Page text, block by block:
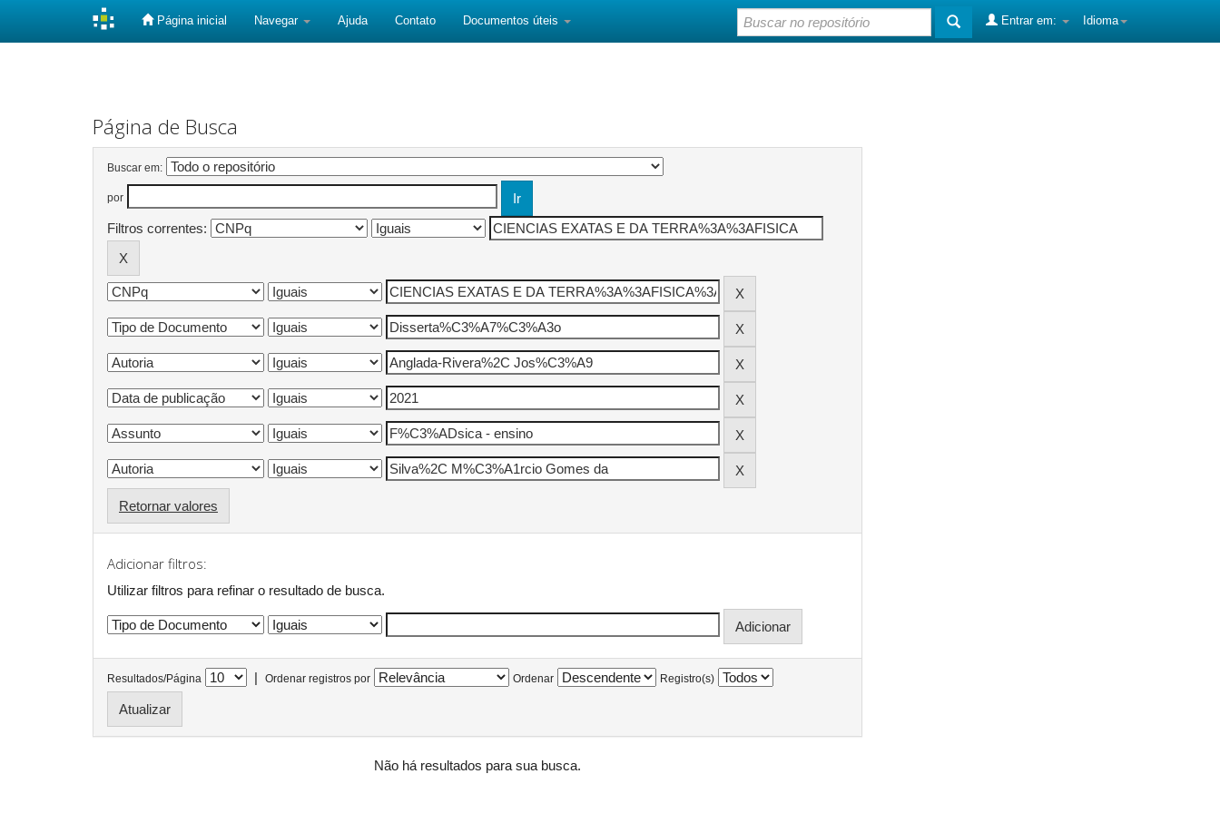
Página inicial Navegar Ajuda Contato Documentos úteis Idioma
Entrar em:
Página de Busca
Buscar em:
por
Filtros correntes:
Retornar valores
Adicionar filtros:
Utilizar filtros para refinar o resultado de busca.
Resultados/Página | Ordenar registros por Ordenar Registro(s)
Não há resultados para sua busca.